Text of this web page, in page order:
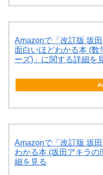
Amazonで「改訂版 坂
面白いほどわかる本 (数
ーズ)」に関する詳細を
Amazonで「改訂版 坂
わかる本 (坂田アキラ
細を見る